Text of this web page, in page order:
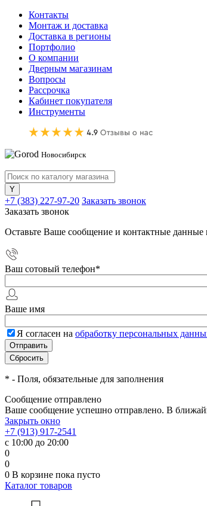
Контакты
Монтаж и доставка
Доставка в регионы
Портфолио
О компании
Дверным магазинам
Вопросы
Рассрочка
Кабинет покупателя
Инструменты
Новосибирск
+7 (383) 227-97-20 Заказать звонок
Заказать звонок
Оставьте Ваше сообщение и контактные
Ваш сотовый телефон*
Ваше имя
Я согласен на обработку персональных
* - Поля, обязательные для заполнения
Сообщение отправлено
Ваше сообщение успешно отправлено. В
Закрыть окно
+7 (913) 917-2541
с 10:00 до 20:00
0
0
0 В корзине пока пусто
Каталог товаров